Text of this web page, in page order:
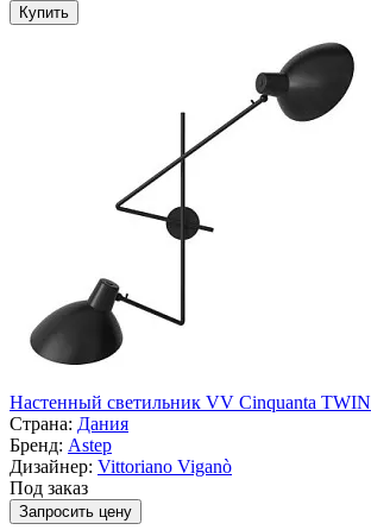
Купить
Настенный светильник VV Cinquanta TWIN
Страна: Дания
Бренд: Astep
Дизайнер: Vittoriano Viganò
Под заказ
Запросить цену